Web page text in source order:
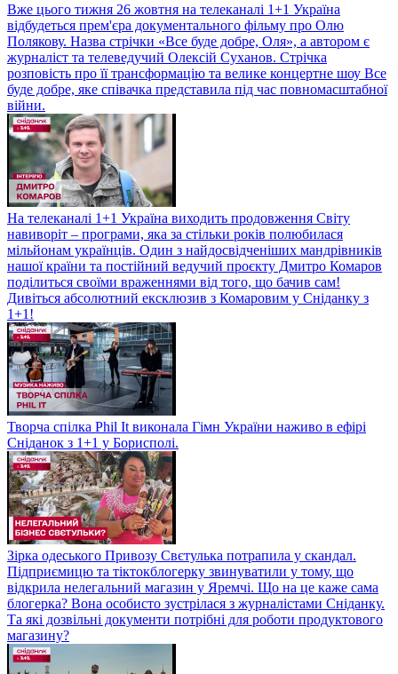
Вже цього тижня 26 жовтня на телеканалі 1+1 Україна
відбудеться прем'єра документального фільму про Олю
Полякову. Назва стрічки «Все буде добре, Оля», а автором є
журналіст та телеведучий Олексій Суханов. Стрічка
розповість про її трансформацію та велике концертне шоу Все
буде добре, яке співачка представила під час повномасштабної
війни.
На телеканалі 1+1 Україна виходить продовження Світу
навиворіт – програми, яка за стільки років полюбилася
мільйонам українців. Один з найдосвідченіших мандрівників
нашої країни та постійний ведучий проєкту Дмитро Комаров
поділиться своїми враженнями від того, що бачив сам!
Дивіться абсолютний ексклюзив з Комаровим у Сніданку з
1+1!
Творча спілка Phil It виконала Гімн України наживо в ефірі
Сніданок з 1+1 у Борисполі.
Зірка одеського Привозу Свєтулька потрапила у скандал.
Підприємицю та тіктокблогерку звинуватили у тому, що
відкрила нелегальний магазин у Яремчі. Що на це каже сама
блогерка? Вона особисто зустрілася з журналістами Сніданку.
Та які дозвільні документи потрібні для роботи продуктового
магазину?